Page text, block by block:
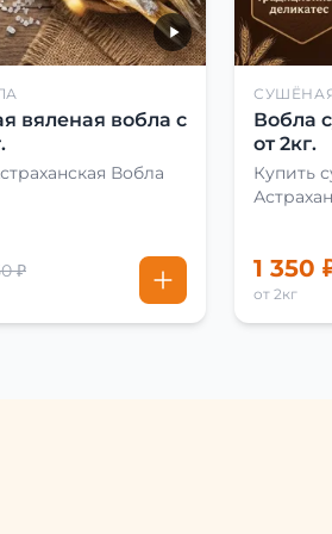
вяленая вобла с
Вобла
₽
Вобла
от 2кг.
Купить
1 350
от 2кг